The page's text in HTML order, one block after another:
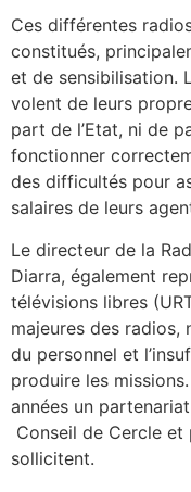
Ces différentes
constitués,
et de sensibilisation.
volent de leurs
part de l’Etat, ni de
fonctionner
des difficultés pour
salaires de leurs
Le directeur de la
Diarra, également
télévisions libres
majeures des radios,
du personnel et
produire les
années un
Conseil de Cercle et
sollicitent.